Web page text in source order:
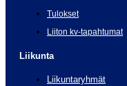
Tulokset
Liiton kv-tapahtumat
Liikunta
Liikuntaryhmät